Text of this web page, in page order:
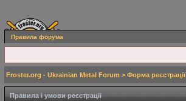
Правила форума
Froster.org - Ukrainian Metal Forum > Форма реєстрації
Правила і умови реєстрації